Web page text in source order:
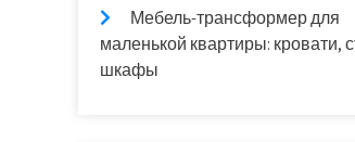
Мебель-трансформер для
маленькой квартиры: кровати,
шкафы